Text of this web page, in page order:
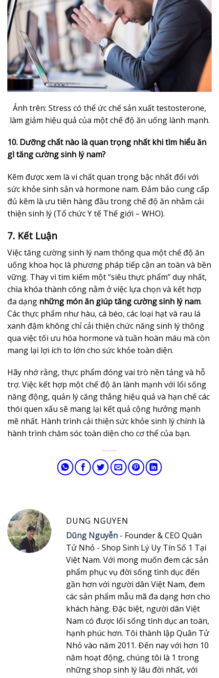
Ảnh trên: Stress có thể ức chế sản xuất testosterone,
làm giảm hiệu quả của một chế độ ăn uống lành mạnh.
10. Dưỡng chất nào là quan trọng nhất khi tìm hiểu ăn
gì tăng cường sinh lý nam?
Kẽm được xem là vi chất quan trọng bậc nhất đối với
sức khỏe sinh sản và hormone nam. Đảm bảo cung cấp
đủ kẽm là ưu tiên hàng đầu trong chế độ ăn nhằm cải
thiện sinh lý (Tổ chức Y tế Thế giới – WHO).
7. Kết Luận
Việc tăng cường sinh lý nam thông qua một chế độ ăn
uống khoa học là phương pháp tiếp cận an toàn và bền
vững. Thay vì tìm kiếm một “siêu thực phẩm” duy nhất,
chìa khóa thành công nằm ở việc lựa chọn và kết hợp
đa dạng những món ăn giúp tăng cường sinh lý nam.
Các thực phẩm như hàu, cá béo, các loại hạt và rau lá
xanh đậm không chỉ cải thiện chức năng sinh lý thông
qua việc tối ưu hóa hormone và tuần hoàn máu mà còn
mang lại lợi ích to lớn cho sức khỏe toàn diện.
Hãy nhớ rằng, thực phẩm đóng vai trò nền tảng và hỗ
trợ. Việc kết hợp một chế độ ăn lành mạnh với lối sống
năng động, quản lý căng thẳng hiệu quả và hạn chế các
thói quen xấu sẽ mang lại kết quả cộng hưởng mạnh
mẽ nhất. Hành trình cải thiện sức khỏe sinh lý chính là
hành trình chăm sóc toàn diện cho cơ thể của bạn.
DUNG NGUYEN
Dũng Nguyễn - Founder & CEO Quân
Tử Nhỏ - Shop Sinh Lý Uy Tín Số 1 Tại
Việt Nam. Với mong muốn đem các sản
phẩm phục vụ đời sống tình dục đến
gần hơn với người dân Việt Nam, đem
các sản phẩm mẫu mã đa dạng hơn cho
khách hàng. Đặc biệt, người dân Việt
Nam có được lối sống tình dục an toàn,
hạnh phúc hơn. Tôi thành lập Quân Tử
Nhỏ vào năm 2011. Đến nay với hơn 10
năm hoạt động, chúng tôi là 1 trong
những shop sinh lý lâu đời nhất, với